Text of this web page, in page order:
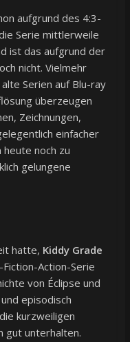
aufgrund des 4:3-
Serie mittlerweile
ist das aufgrund der
nicht. Vielmehr
alte Serien auf Blu-ray
überzeugen
Zeichnungen,
einfacher
heute noch zu
gelungene
hatte, Kiddy Grade
Action-Serie
von Éclipse und
episodisch
kurzweiligen
gut unterhalten.